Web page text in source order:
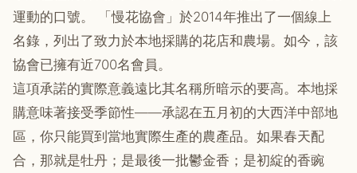
運動的口號。 「慢花協會」於2014年推出了一個線上
名錄，列出了致力於本地採購的花店和農場。如今，該
協會已擁有近700名會員。
這項承諾的實際意義遠比其名稱所暗示的要高。本地採
購意味著接受季節性——承認在五月初的大西洋中部地
區，你只能買到當地實際生產的農產品。如果春天配
合，那就是牡丹；是最後一批鬱金香；是初綻的香豌